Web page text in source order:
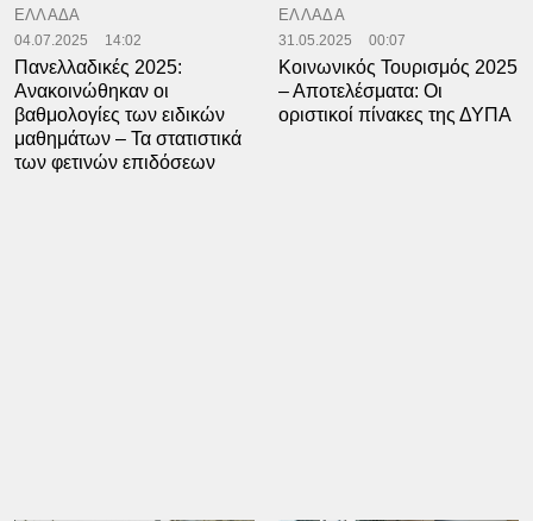
ΕΛΛΑΔΑ
04.07.2025 14:02
Πανελλαδικές 2025:
Ανακοινώθηκαν οι
βαθμολογίες των ειδικών
μαθημάτων – Τα στατιστικά
των φετινών επιδόσεων
ΕΛΛΑΔΑ
31.05.2025 00:07
Κοινωνικός Τουρισμός 2025
– Αποτελέσματα: Οι
οριστικοί πίνακες της ΔΥΠΑ